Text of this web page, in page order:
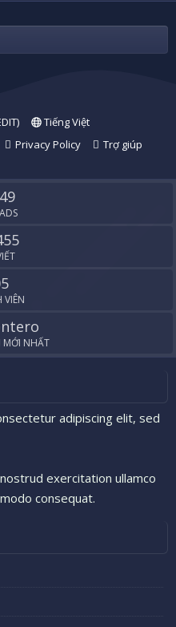
Tiếng Việt
Privacy Policy
Trợ giúp
VIÊN
MỚI NHẤT
adipiscing elit, sed
exercitation ullamco
consequat.